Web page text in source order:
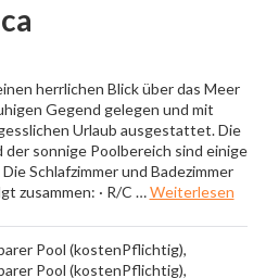
herrlichen Blick über das Meer
Gegend gelegen und mit
Urlaub ausgestattet. Die
der sonnige Poolbereich sind einige
Schlafzimmer und Badezimmer
zusammen: · R/C …Weiterlesen
Pool (kostenPflichtig),
Pool (kostenPflichtig),